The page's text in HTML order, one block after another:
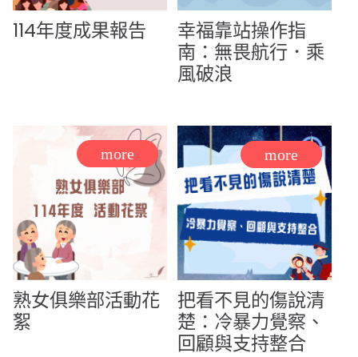
114年度成果報告
幸福靠站操作指
南：無畏航行．乘
風破浪
熟女俱樂部活動花
絮
把看不見的傷說清
楚：冷暴力覺察、
回顧與支持整合